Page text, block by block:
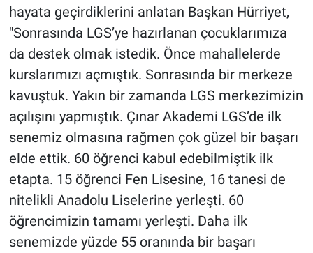
hayata geçirdiklerini anlatan Başkan Hürriyet,
"Sonrasında LGS’ye hazırlanan çocuklarımıza
da destek olmak istedik. Önce mahallelerde
kurslarımızı açmıştık. Sonrasında bir merkeze
kavuştuk. Yakın bir zamanda LGS merkezimizin
açılışını yapmıştık. Çınar Akademi LGS’de ilk
senemiz olmasına rağmen çok güzel bir başarı
elde ettik. 60 öğrenci kabul edebilmiştik ilk
etapta. 15 öğrenci Fen Lisesine, 16 tanesi de
nitelikli Anadolu Liselerine yerleşti. 60
öğrencimizin tamamı yerleşti. Daha ilk
senemizde yüzde 55 oranında bir başarı